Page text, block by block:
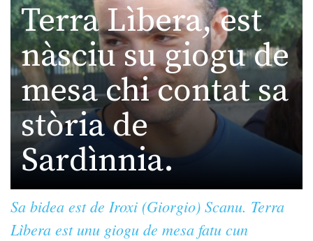
Terra Lìbera, est
nàsciu su giogu de
mesa chi contat sa
stòria de
Sardìnnia.
Sa bidea est de Iroxi (Giorgio) Scanu. Terra
Lìbera est unu giogu de mesa fatu cun